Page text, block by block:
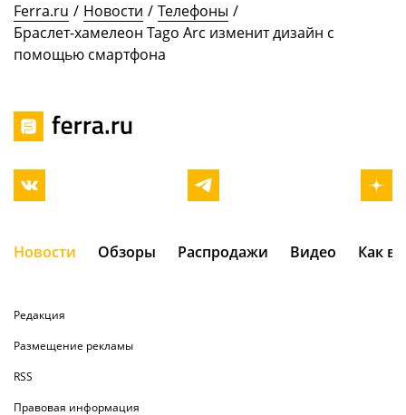
Ferra.ru / Новости / Телефоны /
Браслет-хамелеон Tago Arc изменит дизайн с
помощью смартфона
Новости Обзоры Распродажи Видео Как
Редакция
Размещение рекламы
RSS
Правовая информация